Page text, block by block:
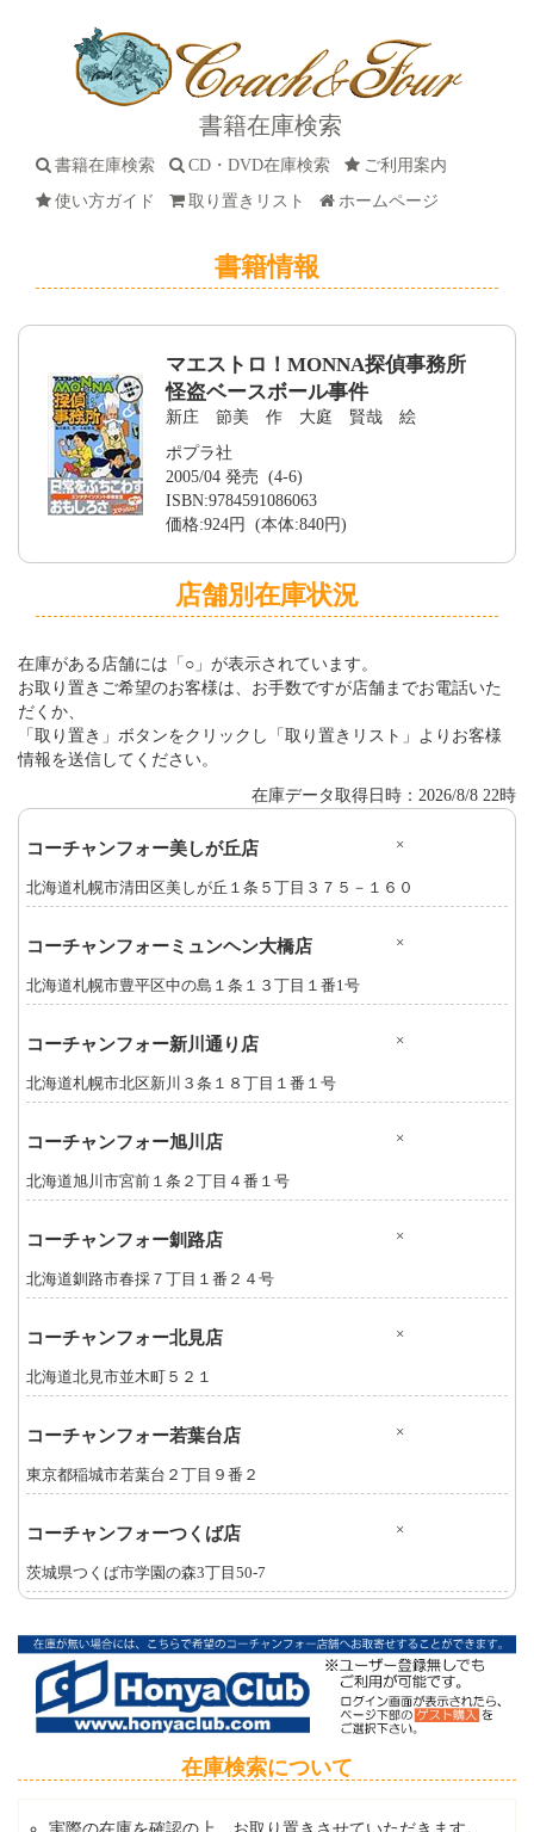
書籍在庫検索
書籍在庫検索 CD・DVD在庫検索
ご利用案内
使い方ガイド
取り置きリスト ホームページ
書籍情報
マエストロ！MONNA探偵事務所
怪盗ベースボール事件
新庄 節美 作 大庭 賢哉 絵
ポプラ社
2005/04 発売 (4-6)
ISBN:9784591086063
価格:924円 (本体:840円)
店舗別在庫状況
在庫がある店舗には「○」が表示されています。
お取り置きご希望のお客様は、お手数ですが店舗までお電話いた
だくか、
「取り置き」ボタンをクリックし「取り置きリスト」よりお客様
情報を送信してください。
在庫データ取得日時：2026/8/8 22時
コーチャンフォー美しが丘店 ×
北海道札幌市清田区美しが丘１条５丁目３７５－１６０
コーチャンフォーミュンヘン大橋店 ×
北海道札幌市豊平区中の島１条１３丁目１番1号
コーチャンフォー新川通り店 ×
北海道札幌市北区新川３条１８丁目１番１号
コーチャンフォー旭川店 ×
北海道旭川市宮前１条２丁目４番１号
コーチャンフォー釧路店 ×
北海道釧路市春採７丁目１番２４号
コーチャンフォー北見店 ×
北海道北見市並木町５２１
コーチャンフォー若葉台店 ×
東京都稲城市若葉台２丁目９番２
コーチャンフォーつくば店 ×
茨城県つくば市学園の森3丁目50-7
在庫検索について